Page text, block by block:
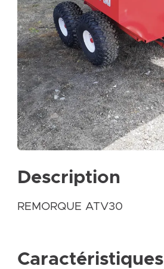
Description
REMORQUE ATV30
Caractéristiques